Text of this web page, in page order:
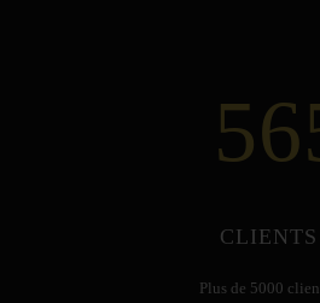
Plus de 5000